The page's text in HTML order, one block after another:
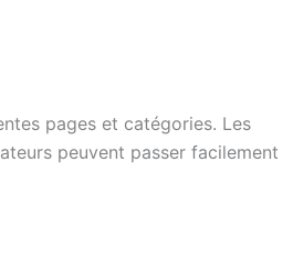
pages et catégories. Les
peuvent passer facilement